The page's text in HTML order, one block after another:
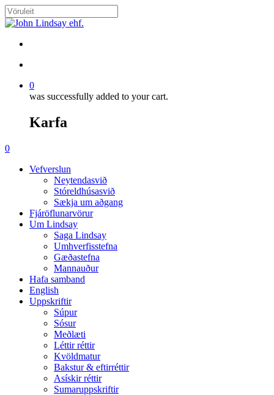
Skip
to
content
Close
0
was successfully added to your cart.
Karfa
Menu
search
account
0
Vefverslun
Neytendasvið
Stóreldhúsasvið
Sækja um aðgang
Fjáröflunarvörur
Um Lindsay
Saga Lindsay
Umhverfisstefna
Gæðastefna
Mannauður
Hafa samband
English
Uppskriftir
Súpur
Sósur
Meðlæti
Léttir réttir
Kvöldmatur
Bakstur & eftirréttir
Asískir réttir
Sumaruppskriftir